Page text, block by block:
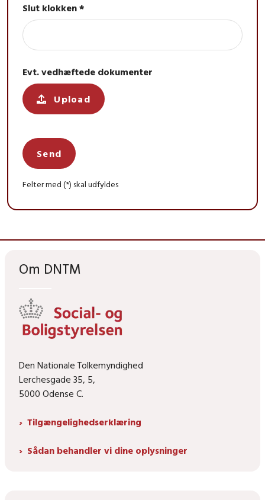
Slut klokken *
Evt. vedhæftede dokumenter
Upload
Send
Felter med (*) skal udfyldes
Om DNTM
Den Nationale Tolkemyndighed
Lerchesgade 35, 5,
5000 Odense C.
Tilgængelighedserklæring
Sådan behandler vi dine oplysninger